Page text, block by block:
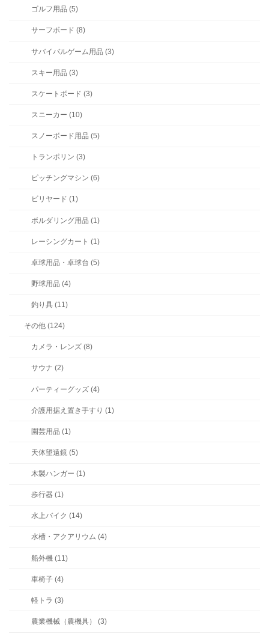
ゴルフ用品 (5)
サーフボード (8)
サバイバルゲーム用品 (3)
スキー用品 (3)
スケートボード (3)
スニーカー (10)
スノーボード用品 (5)
トランポリン (3)
ピッチングマシン (6)
ビリヤード (1)
ボルダリング用品 (1)
レーシングカート (1)
卓球用品・卓球台 (5)
野球用品 (4)
釣り具 (11)
その他 (124)
カメラ・レンズ (8)
サウナ (2)
パーティーグッズ (4)
介護用据え置き手すり (1)
園芸用品 (1)
天体望遠鏡 (5)
木製ハンガー (1)
歩行器 (1)
水上バイク (14)
水槽・アクアリウム (4)
船外機 (11)
車椅子 (4)
軽トラ (3)
農業機械（農機具） (3)